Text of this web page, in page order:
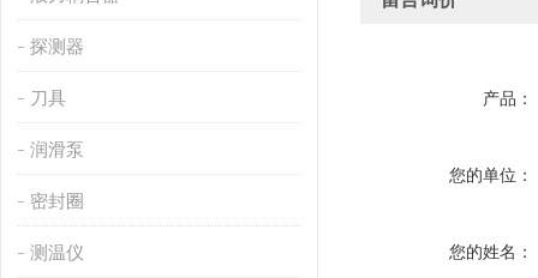
探测器
刀具
润滑泵
密封圈
测温仪
产品：
您的单位：
您的姓名：